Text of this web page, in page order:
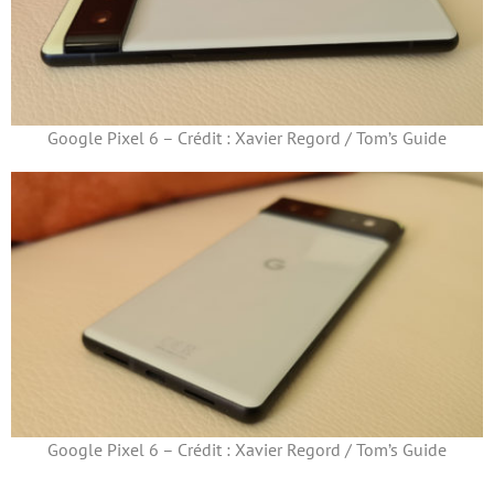
Google Pixel 6 – Crédit : Xavier Regord / Tom’s Guide
Google Pixel 6 – Crédit : Xavier Regord / Tom’s Guide